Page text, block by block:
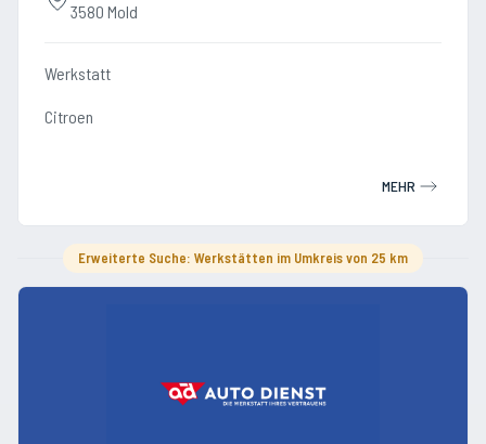
3580 Mold
Werkstatt
Citroen
MEHR
Erweiterte Suche: Werkstätten im Umkreis von 25 km